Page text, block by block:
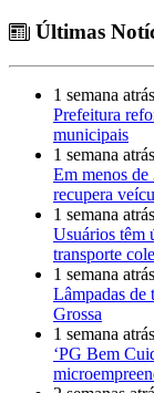
Últimas
1 semana atrás
Prefeitura
municipais
1 semana atrás
Em menos
recupera
1 semana atrás
Usuários têm
transporte
1 semana atrás
Lâmpadas de
Grossa
1 semana atrás
‘PG Bem